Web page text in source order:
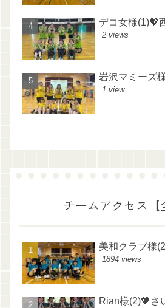
デコ女様(1)💖
2 views
岩沢マミーズ
1 view
チームアクセス【
美和クラブ様
1894 views
Rian様(2)💖さ